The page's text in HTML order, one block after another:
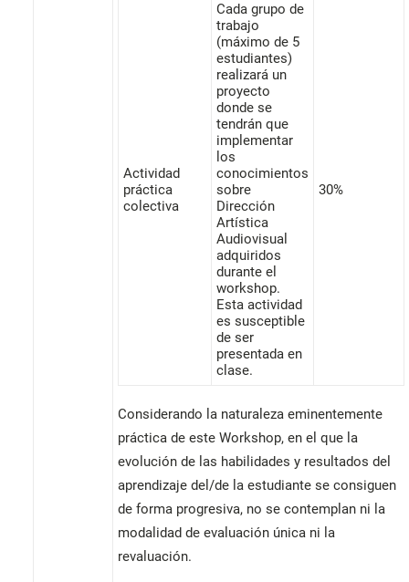
Actividad
práctica
colectiva
Cada grupo de
trabajo
(máximo de 5
estudiantes)
realizará un
proyecto
donde se
tendrán que
implementar
los
conocimientos
sobre
Dirección
Artística
Audiovisual
adquiridos
durante el
workshop.
Esta actividad
es susceptible
de ser
presentada en
clase.
30%
Considerando la naturaleza eminentemente
práctica de este Workshop, en el que la
evolución de las habilidades y resultados del
aprendizaje del/de la estudiante se consiguen
de forma progresiva, no se contemplan ni la
modalidad de evaluación única ni la
revaluación.